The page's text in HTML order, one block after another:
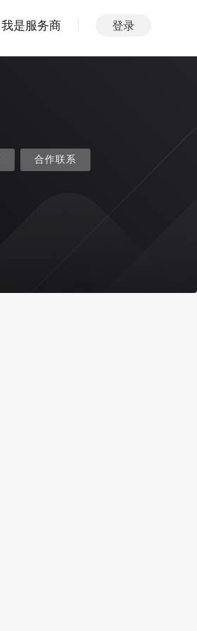
我是服务商 登录
合作联系